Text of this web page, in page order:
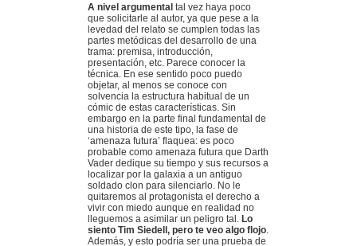
A nivel argumental tal vez haya poco
que solicitarle al autor, ya que pese a la
levedad del relato se cumplen todas las
partes metódicas del desarrollo de una
trama: premisa, introducción,
presentación, etc. Parece conocer la
técnica. En ese sentido poco puedo
objetar, al menos se conoce con
solvencia la estructura habitual de un
cómic de estas características. Sin
embargo en la parte final fundamental de
una historia de este tipo, la fase de
‘amenaza futura’ flaquea: es poco
probable como amenaza futura que Darth
Vader dedique su tiempo y sus recursos a
localizar por la galaxia a un antiguo
soldado clon para silenciarlo. No le
quitaremos al protagonista el derecho a
vivir con miedo aunque en realidad no
lleguemos a asimilar un peligro tal. Lo
siento Tim Siedell, pero te veo algo flojo
Además, y esto podría ser una prueba de